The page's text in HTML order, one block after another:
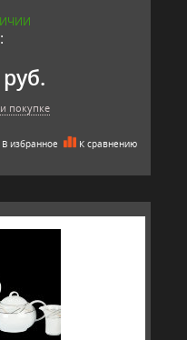
покупке
В избранное К сравнению